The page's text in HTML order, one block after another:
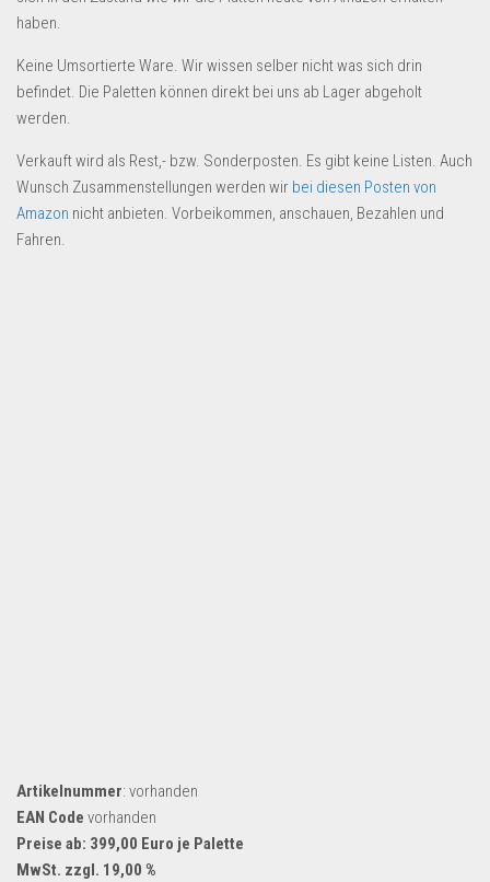
Wohnen & Einrichten
Restposten-Angebote
eBay Restposten kaufen
Sonderposten-Angebote
Saison & Eventprodkte
haben.
Keine Umsortierte Ware. Wir wissen selber nicht was sich drin
befindet. Die Paletten können direkt bei uns ab Lager abgeholt
werden.
Verkauft wird als Rest,- bzw. Sonderposten. Es gibt keine Listen. Auch
Wunsch Zusammenstellungen werden wir bei diesen Posten von
Amazon nicht anbieten. Vorbeikommen, anschauen, Bezahlen und
Fahren.
Artikelnummer: vorhanden
EAN Code vorhanden
Preise ab: 399,00 Euro je Palette
MwSt. zzgl. 19,00 %